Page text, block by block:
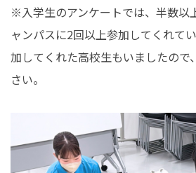
※入学生のアンケートでは、半数以
ャンパスに2回以上参加してくれて
加してくれた高校生もいましたので
さい。